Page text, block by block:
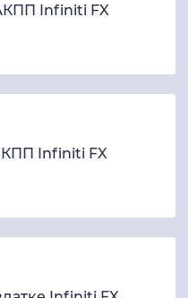
Infiniti FX
Infiniti FX